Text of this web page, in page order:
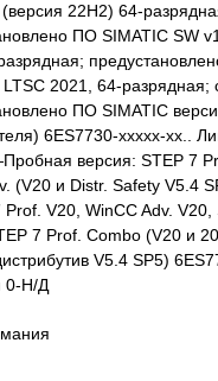
22H2) 64-
ПО SIMATIC SW
2021, 64-разрядная;
ПО SIMATIC
6ES7730-xxxxx-xx..
версия: STEP 7
(V20 и Distr. Safety V5.4
V20, WinCC Adv.
7 Prof. Combo (V20 и
V5.4 SP5)
0-Н/Д